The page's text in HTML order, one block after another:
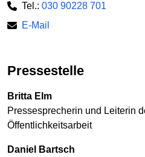
Tel.: 030 90228 701
E-Mail
Pressestelle
Britta Elm
Pressesprecherin und Leiterin
Öffentlichkeitsarbeit
Daniel Bartsch